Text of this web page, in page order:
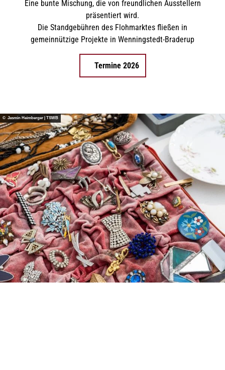
Eine bunte Mischung, die von freundlichen Ausstellern
präsentiert wird.
Die Standgebühren des Flohmarktes fließen in
gemeinnützige Projekte in Wenningstedt-Braderup
Termine 2026
© Jasmin Heimberger | TSWB